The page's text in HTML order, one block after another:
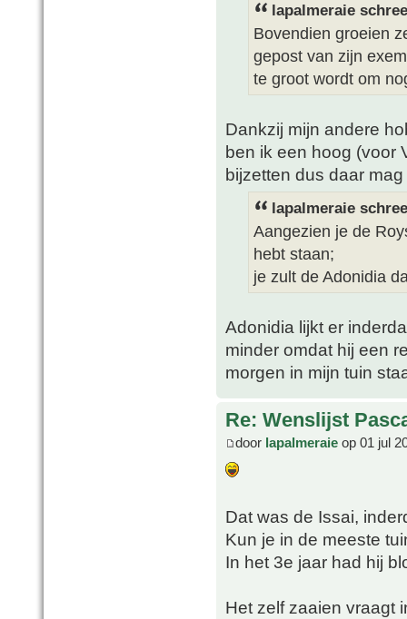
lapalmeraie
Bovendien groeien
gepost van zijn
te groot wordt om
Dankzij mijn andere
ben ik een hoog (voor
bijzetten dus daar
lapalmeraie
Aangezien je de
hebt staan;
je zult de Adonidia
Adonidia lijkt er
minder omdat hij een
morgen in mijn tuin
Re: Wenslijst
door lapalmeraie op 01 jul
Dat was de Issai,
Kun je in de meeste
In het 3e jaar had hij
Het zelf zaaien vraagt